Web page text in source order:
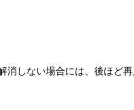
しない場合には、後ほど再